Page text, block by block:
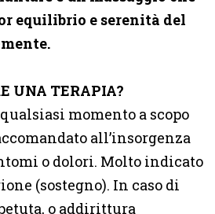
equilibrio e serenità del
UNA TERAPIA?
momento a scopo
all’insorgenza
o dolori. Molto indicato
(sostegno). In caso di
o addirittura